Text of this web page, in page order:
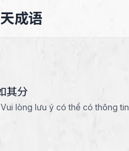
成语
其分
lòng lưu ý có thể có thông